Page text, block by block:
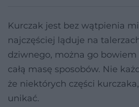
Kurczak jest bez wątpienia
najczęściej ląduje na
dziwnego, można go
całą masę sposobów. Nie
że niektórych części
unikać.